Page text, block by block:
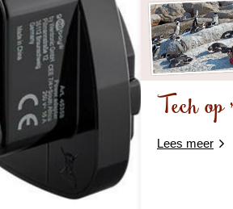
Tech op
Lees meer